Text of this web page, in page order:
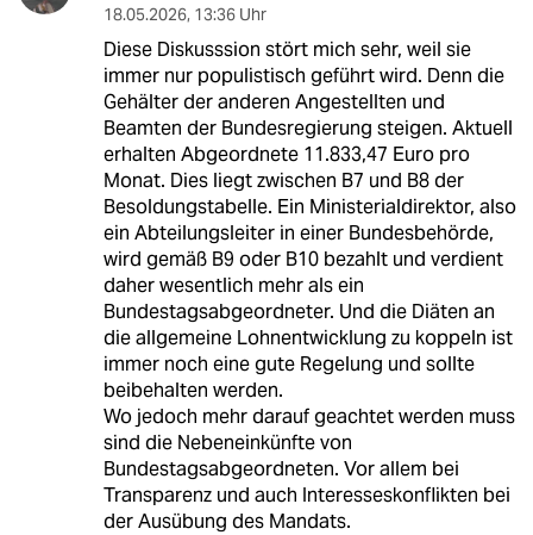
18.05.2026, 13:36 Uhr
Diese Diskusssion stört mich sehr, weil sie
immer nur populistisch geführt wird. Denn die
Gehälter der anderen Angestellten und
Beamten der Bundesregierung steigen. Aktuell
erhalten Abgeordnete 11.833,47 Euro pro
Monat. Dies liegt zwischen B7 und B8 der
Besoldungstabelle. Ein Ministerialdirektor, also
ein Abteilungsleiter in einer Bundesbehörde,
wird gemäß B9 oder B10 bezahlt und verdient
daher wesentlich mehr als ein
Bundestagsabgeordneter. Und die Diäten an
die allgemeine Lohnentwicklung zu koppeln ist
immer noch eine gute Regelung und sollte
beibehalten werden.
Wo jedoch mehr darauf geachtet werden muss
sind die Nebeneinkünfte von
Bundestagsabgeordneten. Vor allem bei
Transparenz und auch Interesseskonflikten bei
der Ausübung des Mandats.